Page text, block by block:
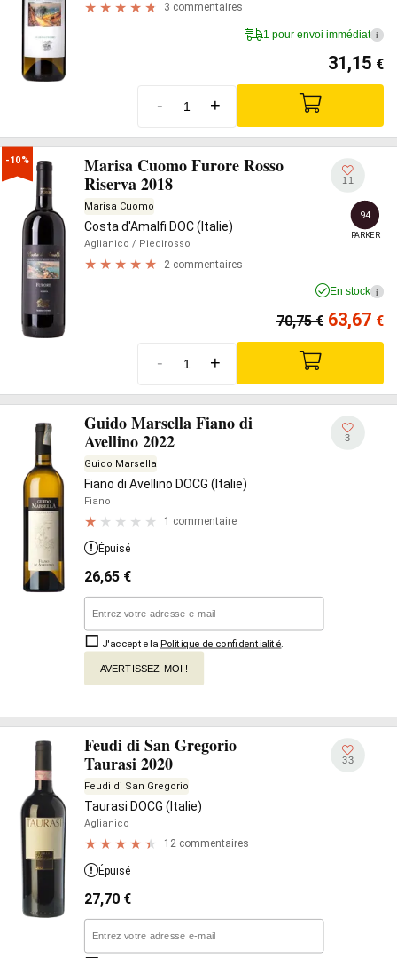
3 commentaires
1 pour envoi immédiat i
31,15 €
- +
-10%
Marisa Cuomo Furore Rosso
Riserva 2018
Marisa Cuomo
Costa d'Amalfi DOC (Italie)
Aglianico / Piedirosso
2 commentaires
11
94
PARKER
En stock i
70,75€ 63,67 €
- +
Guido Marsella Fiano di
Avellino 2022
Guido Marsella
Fiano di Avellino DOCG (Italie)
Fiano
1 commentaire
3
Épuisé
26,65 €
J'accepte la Politique de confidentialité
AVERTISSEZ-MOI !
Feudi di San Gregorio
Taurasi 2020
Feudi di San Gregorio
Taurasi DOCG (Italie)
Aglianico
12 commentaires
33
Épuisé
27,70 €